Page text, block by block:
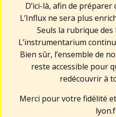
D’ici-là, afin de
L’Influx ne sera plus
Seuls la rubrique
L’instrumentarium
Bien sûr, l’ensemble de
reste accessible pour
redécouvrir à
Merci pour votre fidélité